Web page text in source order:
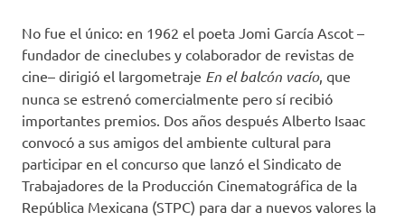
No fue el único: en 1962 el poeta Jomi García Ascot –
fundador de cineclubes y colaborador de revistas de
cine– dirigió el largometraje En el balcón vacío, que
nunca se estrenó comercialmente pero sí recibió
importantes premios. Dos años después Alberto Isaac
convocó a sus amigos del ambiente cultural para
participar en el concurso que lanzó el Sindicato de
Trabajadores de la Producción Cinematográfica de la
República Mexicana (STPC) para dar a nuevos valores la